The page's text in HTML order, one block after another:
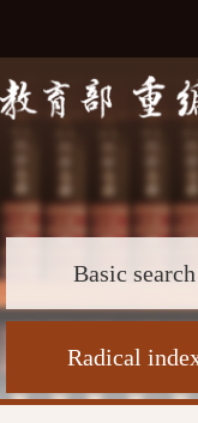
Basic search
Radical